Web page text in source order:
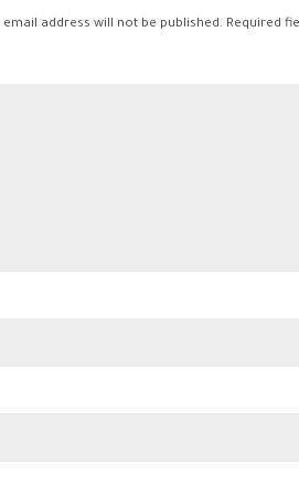
email address will not be published. Required